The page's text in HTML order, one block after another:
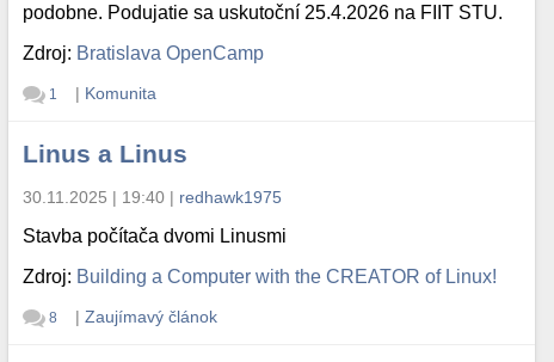
podobne. Podujatie sa uskutoční 25.4.2026 na FIIT STU.
Zdroj: Bratislava OpenCamp
1 | Komunita
Linus a Linus
30.11.2025 | 19:40 | redhawk1975
Stavba počítača dvomi Linusmi
Zdroj: Building a Computer with the CREATOR of Linux!
8 | Zaujímavý článok